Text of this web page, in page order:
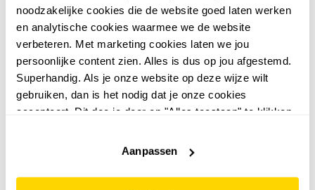
noodzakelijke cookies die de website goed laten werken
en analytische cookies waarmee we de website
verbeteren. Met marketing cookies laten we jou
persoonlijke content zien. Alles is dus op jou afgestemd.
Superhandig. Als je onze website op deze wijze wilt
gebruiken, dan is het nodig dat je onze cookies
accepteert. Dit doe je door op "Alles toestaan" te klikken.
website niet optimaal functioneert.
Aanpassen